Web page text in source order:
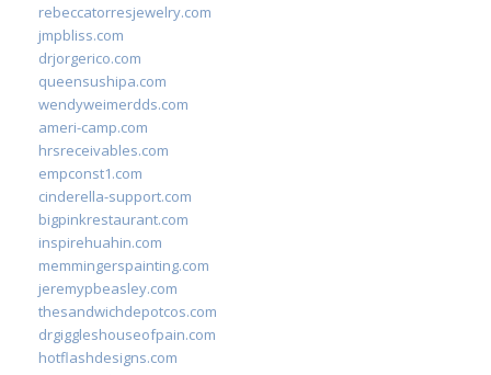
rebeccatorresjewelry.com
jmpbliss.com
drjorgerico.com
queensushipa.com
wendyweimerdds.com
ameri-camp.com
hrsreceivables.com
empconst1.com
cinderella-support.com
bigpinkrestaurant.com
inspirehuahin.com
memmingerspainting.com
jeremypbeasley.com
thesandwichdepotcos.com
drgiggleshouseofpain.com
hotflashdesigns.com